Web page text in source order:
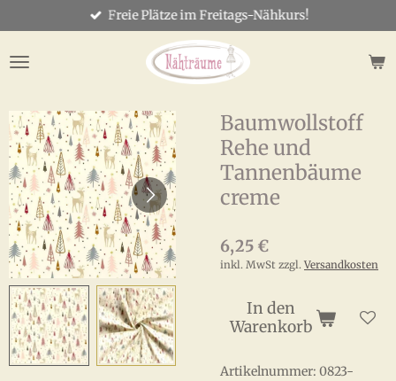
Hauptinhalt
springen
Freie Plätze im Freitags-Nähkurs!
Baumwollstoff
Rehe und
Tannenbäume
creme
6,25 €
inkl. MwSt zzgl. Versandkosten
In den
Warenkorb
Artikelnummer: 0823-